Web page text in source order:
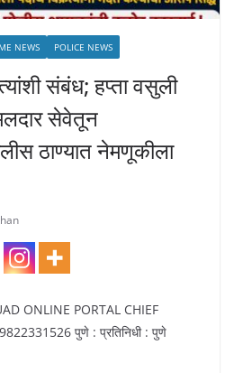
NEWS POLICE NEWS
संबंध; हप्ता वसुली
सेवेतून
ठाण्यात नेमणूकीला
ONLINE PORTAL CHIEF
पुणे : प्रतिनिधी : पुणे